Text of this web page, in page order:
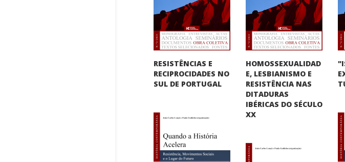
RESISTÊNCIAS E
RECIPROCIDADES NO
SUL DE PORTUGAL
HOMOSSEXUALIDAD
E, LESBIANISMO E
RESISTÊNCIA NAS
DITADURAS
IBÉRICAS DO SÉCULO
XX